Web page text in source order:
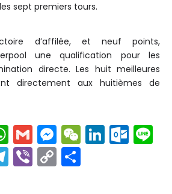
sept premiers tours.
d’affilée, et neuf points,
une qualification pour les
directe. Les huit meilleures
directement aux huitièmes de
W
h
a
G
m
ai
M
e
s
W Li O
T Vi C